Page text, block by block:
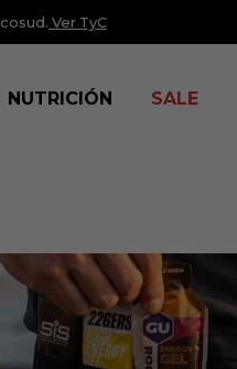
Ver TyC
NUTRICIÓN SALE